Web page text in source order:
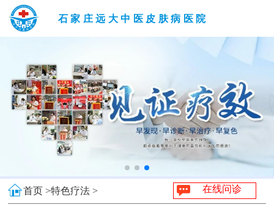
石家庄远大中医皮肤病医院
首页 >特色疗法 > 在线问诊